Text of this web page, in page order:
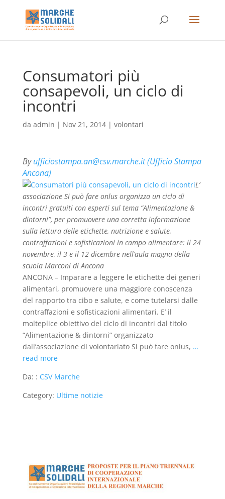
Consumatori più
consapevoli, un ciclo di
incontri
da admin | Nov 21, 2014| volontari
Byufficiostampa.an@csv.marche.it (Ufficio Stampa
Ancona)
L’
associazione Si può fare onlus organizza un ciclo di
incontri gratuiti con esperti sul tema “Alimentazione &
dintorni”, per promuovere una corretta informazione
sulla lettura delle etichette, nutrizione e salute,
contraffazioni e sofisticazioni in campo alimentare: il 24
novembre, il 3 e il 12 dicembre nell’aula magna della
scuola Marconi di Ancona
ANCONA – Imparare a leggere le etichette dei generi
alimentari, promuovere una maggiore conoscenza
del rapporto tra cibo e salute, e come tutelarsi dalle
contraffazioni e sofisticazioni alimentari. E’ il
molteplice obiettivo del ciclo di incontri dal titolo
“Alimentazione & dintorni” organizzato
dall’associazione di volontariato Si può fare onlus, …
read more
Da: : CSV Marche
Category: Ultime notizie